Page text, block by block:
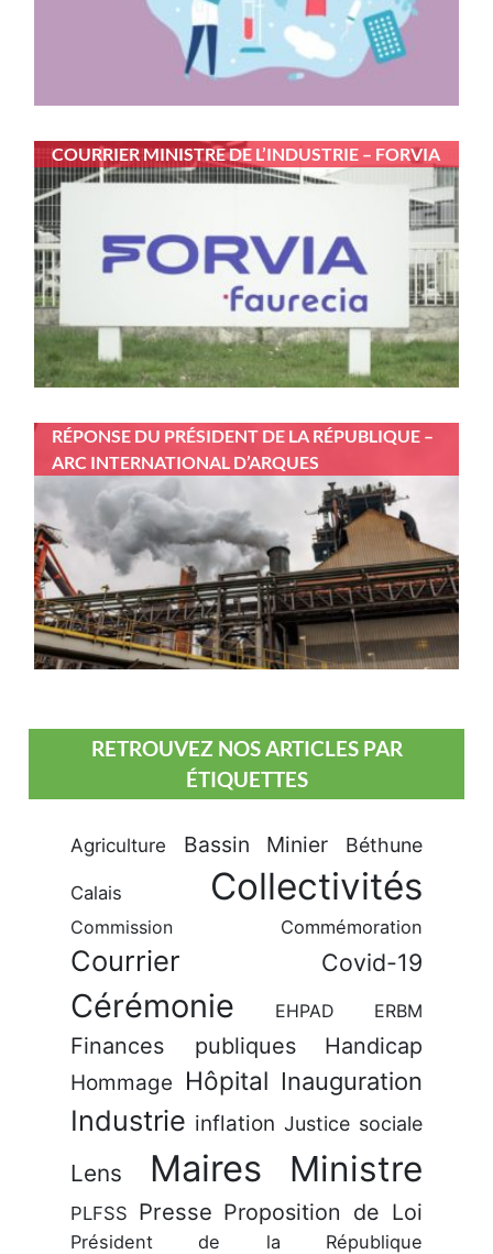
COURRIER MINISTRE DE L’INDUSTRIE – FORVIA
RÉPONSE DU PRÉSIDENT DE LA RÉPUBLIQUE –
ARC INTERNATIONAL D’ARQUES
RETROUVEZ NOS ARTICLES PAR
ÉTIQUETTES
Agriculture Bassin Minier Béthune
Calais Collectivités
Commission Commémoration
Courrier Covid-19
Cérémonie EHPAD ERBM
Finances publiques Handicap
Hommage Hôpital Inauguration
Industrie inflation Justice sociale
Lens Maires Ministre
PLFSS Presse Proposition de Loi
Président de la République